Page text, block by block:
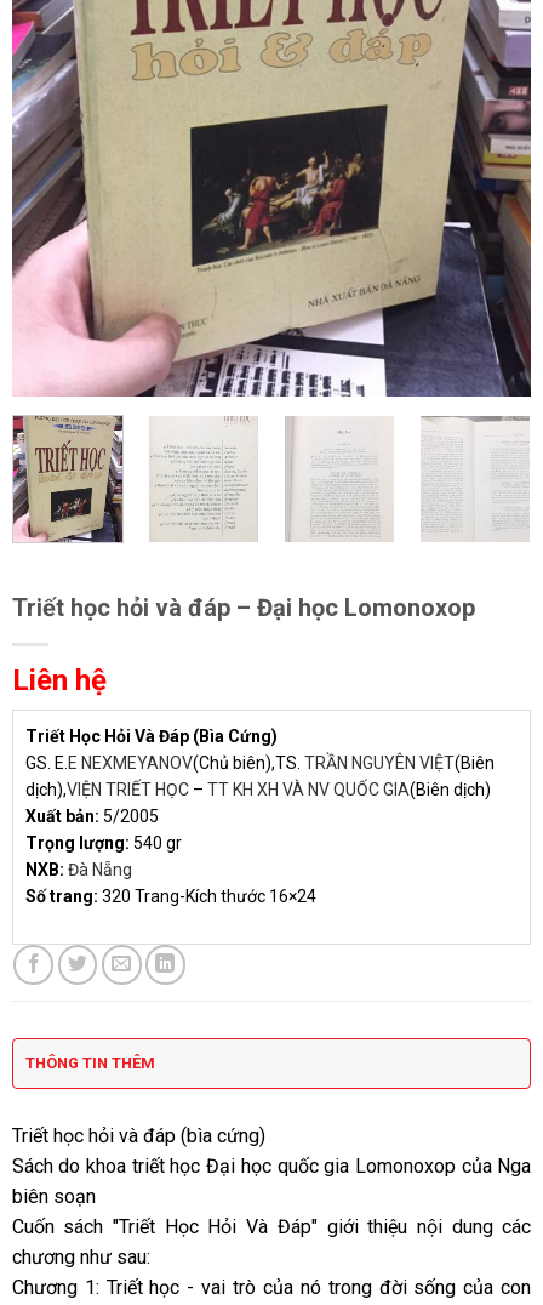
Triết học hỏi và đáp – Đại học Lomonoxop
Liên hệ
Triết Học Hỏi Và Đáp (Bìa Cứng)
GS. E. E NEXMEYANOV(Chủ biên),TS. TRẦN NGUYÊN VIỆT(Biên
dịch),VIỆN TRIẾT HỌC– TT KH XH VÀ NV QUỐC GIA(Biên dịch)
Xuất bản: 5/2005
Trọng lượng: 540 gr
NXB: Đà Nẵng
Số trang: 320 Trang-Kích thước 16×24
THÔNG TIN THÊM
Triết học hỏi và đáp (bìa cứng)
Sách do khoa triết học Đại học quốc gia Lomonoxop của Nga
biên soạn
Cuốn sách "Triết Học Hỏi Và Đáp" giới thiệu nội dung các
chương như sau:
Chương 1: Triết học - vai trò của nó trong đời sống của con